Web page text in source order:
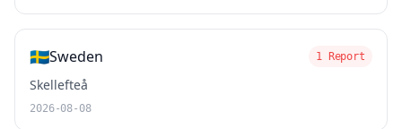
🇸🇪Sweden 1 Report
Skellefteå
2026-08-08